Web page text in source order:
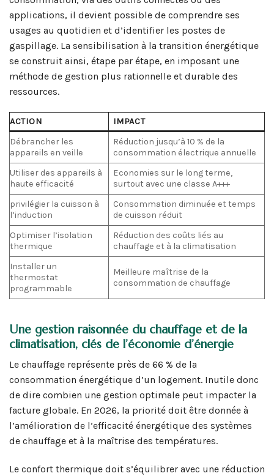
applications, il devient possible de comprendre ses
usages au quotidien et d’identifier les postes de
gaspillage. La sensibilisation à la transition énergétique
se construit ainsi, étape par étape, en imposant une
méthode de gestion plus rationnelle et durable des
ressources.
ACTION
IMPACT
Débrancher les
appareils en veille
Réduction jusqu’à 10 % de la
consommation électrique annuelle
Utiliser des appareils à
haute efficacité
Economies sur le long terme,
surtout avec une classe A+++
privilégier la cuisson à
l’induction
Consommation diminuée et temps
de cuisson réduit
Optimiser l’isolation
thermique
Réduction des coûts liés au
chauffage et à la climatisation
Installer un
thermostat
programmable
Meilleure maîtrise de la
consommation de chauffage
Une gestion raisonnée du chauffage et de la
climatisation, clés de l’économie d’énergie
Le chauffage représente près de 66 % de la
consommation énergétique d’un logement. Inutile donc
de dire combien une gestion optimale peut impacter la
facture globale. En 2026, la priorité doit être donnée à
l’amélioration de l’efficacité énergétique des systèmes
de chauffage et à la maîtrise des températures.
Le confort thermique doit s’équilibrer avec une réduction